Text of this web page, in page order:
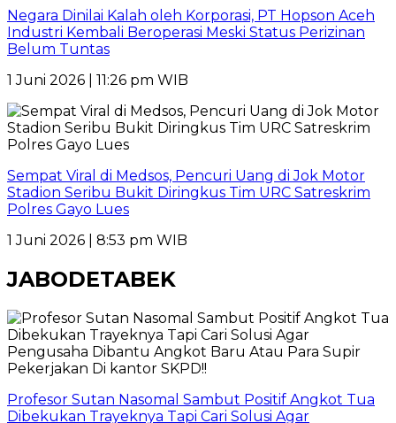
Negara Dinilai Kalah oleh Korporasi, PT Hopson Aceh
Industri Kembali Beroperasi Meski Status Perizinan
Belum Tuntas
1 Juni 2026 | 11:26 pm WIB
Sempat Viral di Medsos, Pencuri Uang di Jok Motor
Stadion Seribu Bukit Diringkus Tim URC Satreskrim
Polres Gayo Lues
1 Juni 2026 | 8:53 pm WIB
JABODETABEK
Profesor Sutan Nasomal Sambut Positif Angkot Tua
Dibekukan Trayeknya Tapi Cari Solusi Agar